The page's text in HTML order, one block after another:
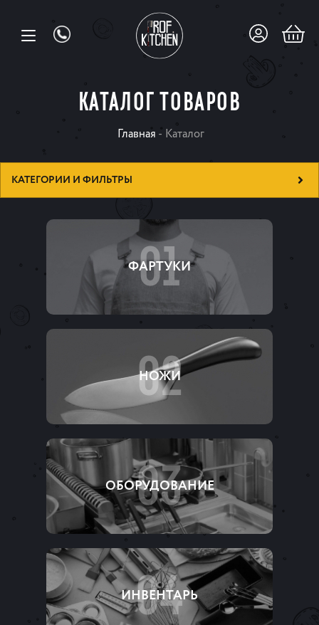
КАТАЛОГ ТОВАРОВ
Главная - Каталог
КАТЕГОРИИ И ФИЛЬТРЫ
01
ФАРТУКИ
02
НОЖИ
03
ОБОРУДОВАНИЕ
04
ИНВЕНТАРЬ